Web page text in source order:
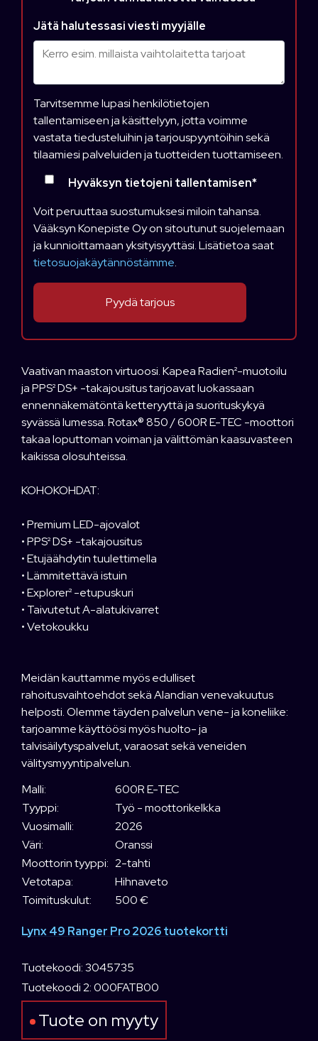
Jätä halutessasi viesti myyjälle
Tarvitsemme lupasi henkilötietojen
tallentamiseen ja käsittelyyn, jotta voimme
vastata tiedusteluihin ja tarjouspyyntöihin sekä
tilaamiesi palveluiden ja tuotteiden tuottamiseen.
Hyväksyn tietojeni tallentamisen*
Voit peruuttaa suostumuksesi miloin tahansa.
Vääksyn Konepiste Oy on sitoutunut suojelemaan
ja kunnioittamaan yksityisyyttäsi. Lisätietoa saat
tietosuojakäytännöstämme.
Vaativan maaston virtuoosi. Kapea Radien²-muotoilu
ja PPS² DS+ -takajousitus tarjoavat luokassaan
ennennäkemätöntä ketteryyttä ja suorituskykyä
syvässä lumessa. Rotax® 850 / 600R E-TEC -moottori
takaa loputtoman voiman ja välittömän kaasuvasteen
kaikissa olosuhteissa.
KOHOKOHDAT:
• Premium LED-ajovalot
• PPS² DS+ -takajousitus
• Etujäähdytin tuulettimella
• Lämmitettävä istuin
• Explorer² -etupuskuri
• Taivutetut A-alatukivarret
• Vetokoukku
Meidän kauttamme myös edulliset
rahoitusvaihtoehdot sekä Alandian venevakuutus
helposti. Olemme täyden palvelun vene- ja koneliike:
tarjoamme käyttöösi myös huolto- ja
talvisäilytyspalvelut, varaosat sekä veneiden
välitysmyyntipalvelun.
Malli:
600R E-TEC
Tyyppi:
Työ - moottorikelkka
Vuosimalli:
2026
Väri:
Oranssi
Moottorin tyyppi: 2-tahti
Vetotapa:
Hihnaveto
Toimituskulut:
500 €
Lynx 49 Ranger Pro 2026 tuotekortti
Tuotekoodi: 3045735
Tuotekoodi 2: 000FATB00
Tuote on myyty